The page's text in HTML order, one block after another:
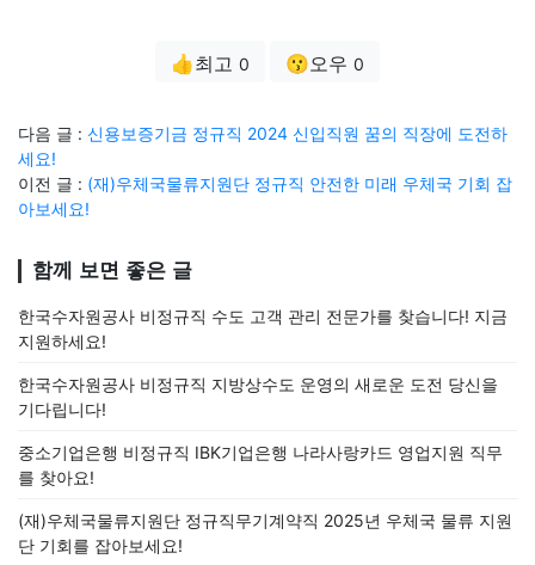
👍최고 0 😗오우 0
다음 글 : 신용보증기금 정규직 2024 신입직원 꿈의 직장에 도전하
세요!
이전 글 : (재)우체국물류지원단 정규직 안전한 미래 우체국 기회 잡
아보세요!
함께 보면 좋은 글
한국수자원공사 비정규직 수도 고객 관리 전문가를 찾습니다! 지금
지원하세요!
한국수자원공사 비정규직 지방상수도 운영의 새로운 도전 당신을
기다립니다!
중소기업은행 비정규직 IBK기업은행 나라사랑카드 영업지원 직무
를 찾아요!
(재)우체국물류지원단 정규직무기계약직 2025년 우체국 물류 지원
단 기회를 잡아보세요!